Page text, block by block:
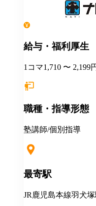
給与・福利厚生
1コマ1,710 〜
等にも別途お支払いします(
度あり⇒グループ会
あり(社会人講師で
職種・指導形態
塾講師/個別指導
最寄駅
JR鹿児島本線羽犬